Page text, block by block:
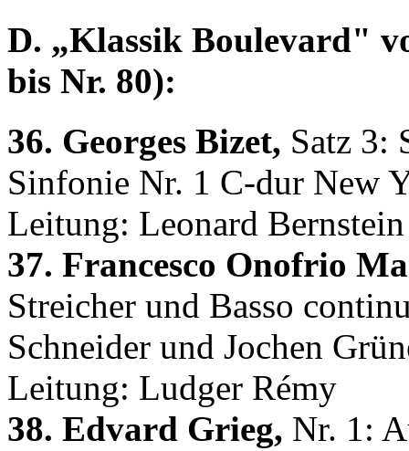
D. „Klassik Boulevard"
bis Nr. 80):
36. Georges Bizet, Satz 3:
Sinfonie Nr. 1 C-dur New
Leitung: Leonard Bernstein
37. Francesco Onofrio
Streicher und Basso
Schneider und Jochen
Leitung: Ludger Rémy
38. Edvard Grieg, Nr. 1: